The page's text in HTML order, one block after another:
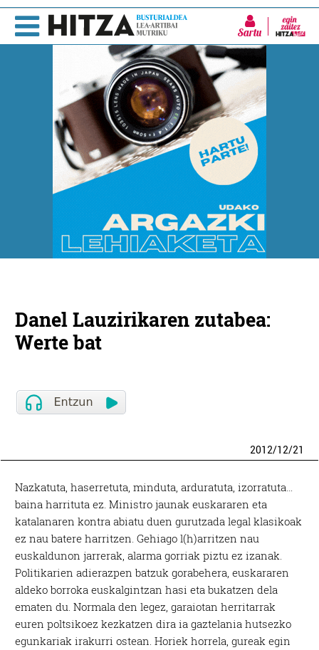
Sartu
Danel Lauzirikaren zutabea:
Werte bat
2012/12/21
Nazkatuta, haserretuta, minduta, arduratuta, izorratuta…
baina harrituta ez. Ministro jaunak euskararen eta
katalanaren kontra abiatu duen gurutzada legal klasikoak
ez nau batere harritzen. Gehiago l(h)arritzen nau
euskaldunon jarrerak, alarma gorriak piztu ez izanak.
Politikarien adierazpen batzuk gorabehera, euskararen
aldeko borroka euskalgintzan hasi eta bukatzen dela
ematen du. Normala den legez, garaiotan herritarrak
euren poltsikoez kezkatzen dira ia gaztelania hutsezko
egunkariak irakurri ostean. Horiek horrela, gureak egin